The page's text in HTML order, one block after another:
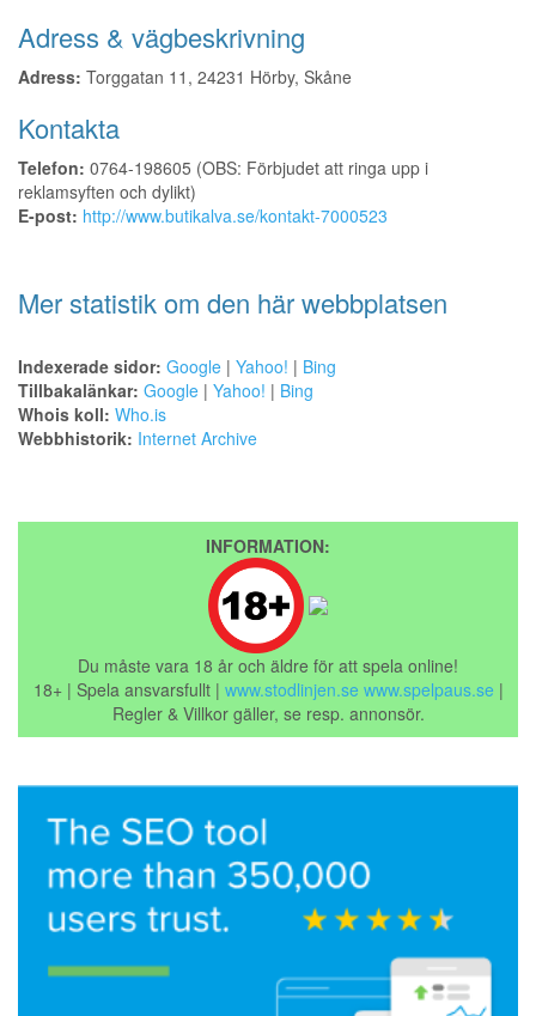
Adress & vägbeskrivning
Adress: Torggatan 11, 24231 Hörby, Skåne
Kontakta
Telefon: 0764-198605 (OBS: Förbjudet att ringa upp i
reklamsyften och dylikt)
E-post: http://www.butikalva.se/kontakt-7000523
Mer statistik om den här webbplatsen
Indexerade sidor: Google | Yahoo! | Bing
Tillbakalänkar: Google | Yahoo! | Bing
Whois koll: Who.is
Webbhistorik: Internet Archive
INFORMATION:
Du måste vara 18 år och äldre för att spela online!
18+ | Spela ansvarsfullt | www.stodlinjen.se www.spelpaus.se |
Regler & Villkor gäller, se resp. annonsör.